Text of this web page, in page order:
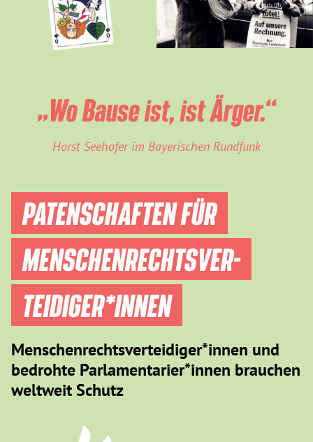
„Wo Bause ist, ist Ärger.“
Horst Seehofer im Bayerischen Rundfunk
PATENSCHAFTEN FÜR
MENSCHEN­RECHTS­VER­
TEIDIGER­*INNEN
Menschenrechtsverteidiger*innen und
bedrohte Parlamentarier*innen brauchen
weltweit Schutz